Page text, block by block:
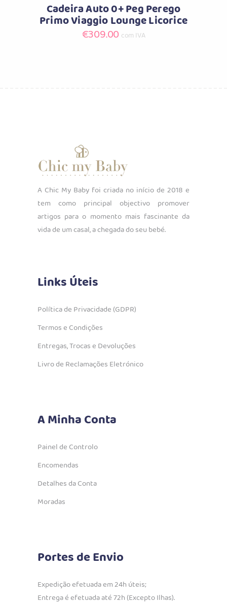
Cadeira Auto 0+ Peg Perego
Primo Viaggio Lounge Licorice
€309.00 com IVA
A Chic My Baby foi criada no início de 2018 e
tem como principal objectivo promover
artigos para o momento mais fascinante da
vida de um casal, a chegada do seu bebé.
Links Úteis
Política de Privacidade (GDPR)
Termos e Condições
Entregas, Trocas e Devoluções
Livro de Reclamações Eletrónico
A Minha Conta
Painel de Controlo
Encomendas
Detalhes da Conta
Moradas
Portes de Envio
Expedição efetuada em 24h úteis;
Entrega é efetuada até 72h (Excepto Ilhas).